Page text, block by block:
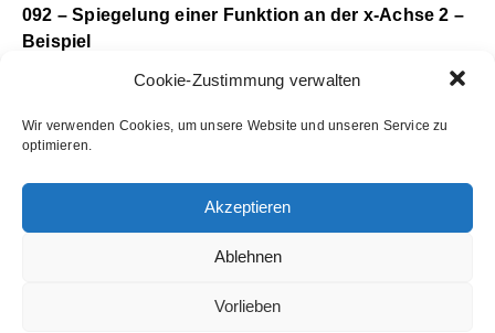
Cookie-Zustimmung verwalten
Wir verwenden Cookies, um unsere Website und unseren Service zu
optimieren.
Akzeptieren
Ablehnen
Vorlieben
092 – Spiegelung einer Funktion an der x-Achse 2 –
Beispiel
Achse. Hier siehst du, wie man den Term der daraus
hervorgehenden Funktion bestimmen kann.
Beitrags-
ab Klasse 10 G / Berufskolleg I / Eingangsklasse
Funkt. - Transformation